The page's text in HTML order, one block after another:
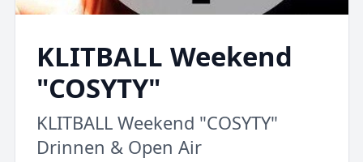
KLITBALL Weekend
"COSYTY"
KLITBALL Weekend "COSYTY"
Drinnen & Open Air